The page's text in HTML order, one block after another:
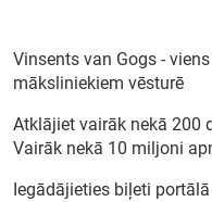
Meklēt kartē
Izvēlēties
periodu
Vinsents van Gogs -
māksliniekiem vēsturē
Atklājiet vairāk nekā 200
Vairāk nekā 10 miljoni
Iegādājieties biļeti portālā